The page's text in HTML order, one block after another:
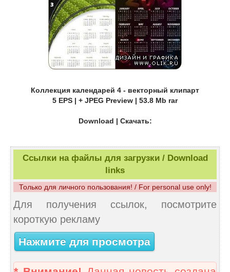
Коллекция календарей 4 - векторный клипарт
5 EPS | + JPEG Preview | 53.8 Mb rar
Download | Скачать:
Ссылки на файлы для загрузки / Download
links
Только для личного пользования! / For personal use only!
Для получения ссылок, посмотрите
короткую рекламу
Нажмите для просмотра